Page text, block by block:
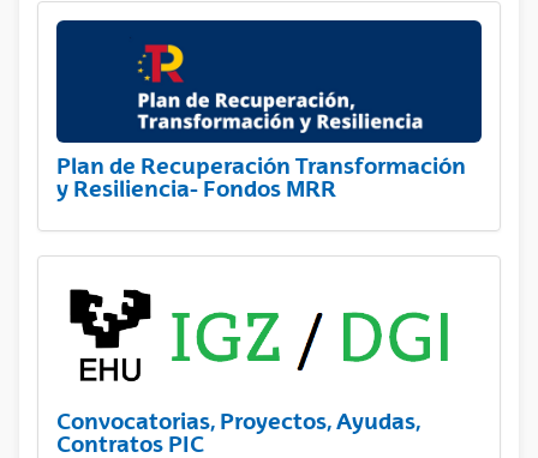
Plan de Recuperación Transformación
y Resiliencia- Fondos MRR
Convocatorias, Proyectos, Ayudas,
Contratos PIC